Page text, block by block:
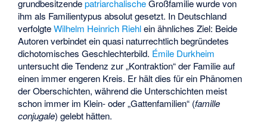
grundbesitzendepatriarchalischeGroßfamilie wurde von
ihm als Familientypus absolut gesetzt. In Deutschland
verfolgteWilhelm Heinrich Riehlein ähnliches Ziel: Beide
Autoren verbindet ein quasi naturrechtlich begründetes
dichotomisches Geschlechterbild. Émile Durkheim
untersucht die Tendenz zur „Kontraktion“ der Familie auf
einen immer engeren Kreis. Er hält dies für ein Phänomen
der Oberschichten, während die Unterschichten meist
schon immer im Klein- oder „Gattenfamilien“ (famille
conjugale) gelebt hätten.